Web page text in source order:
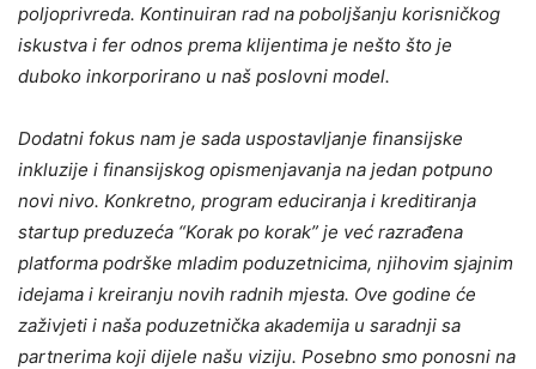
poljoprivreda. Kontinuiran rad na poboljšanju korisničkog
iskustva i fer odnos prema klijentima je nešto što je
duboko inkorporirano u naš poslovni model.
Dodatni fokus nam je sada uspostavljanje finansijske
inkluzije i finansijskog opismenjavanja na jedan potpuno
novi nivo. Konkretno, program educiranja i kreditiranja
startup preduzeća “Korak po korak” je već razrađena
platforma podrške mladim poduzetnicima, njihovim sjajnim
idejama i kreiranju novih radnih mjesta. Ove godine će
zaživjeti i naša poduzetnička akademija u saradnji sa
partnerima koji dijele našu viziju. Posebno smo ponosni na